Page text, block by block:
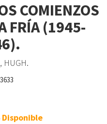
COMIENZOS
FRÍA (1945-
HUGH.
Disponible